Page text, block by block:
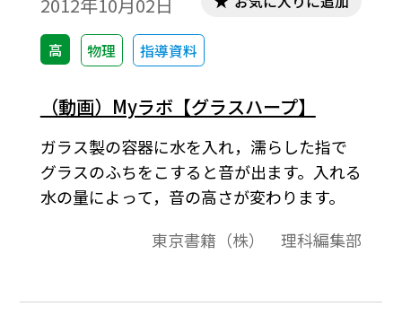
2012年10月02日
高 物理 指導資料
（動画）Myラボ【グラスハープ】
ガラス製の容器に水を入れ，濡らした指で
グラスのふちをこすると音が出ます。入れる
水の量によって，音の高さが変わります。
東京書籍（株） 理科編集部